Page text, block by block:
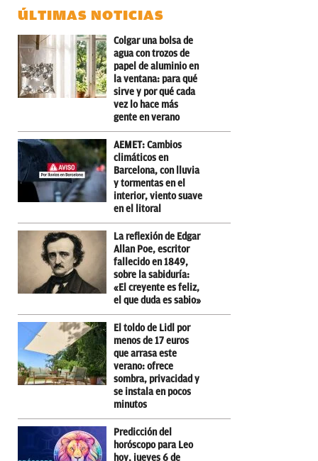
ÚLTIMAS NOTICIAS
Colgar una bolsa de
agua con trozos de
papel de aluminio en
la ventana: para qué
sirve y por qué cada
vez lo hace más
gente en verano
AEMET: Cambios
climáticos en
Barcelona, con lluvia
y tormentas en el
interior, viento suave
en el litoral
La reflexión de Edgar
Allan Poe, escritor
fallecido en 1849,
sobre la sabiduría:
«El creyente es feliz,
el que duda es sabio»
El toldo de Lidl por
menos de 17 euros
que arrasa este
verano: ofrece
sombra, privacidad y
se instala en pocos
minutos
Predicción del
horóscopo para Leo
hoy, jueves 6 de